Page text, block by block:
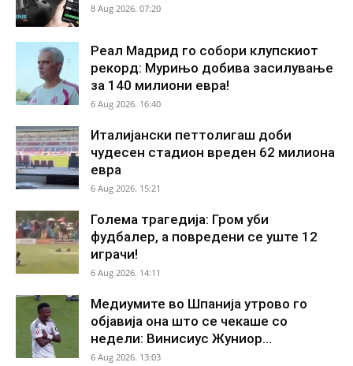
8 Aug 2026. 07:20
Реал Мадрид го собори клупскиот
рекорд: Мурињо добива засилување
за 140 милиони евра!
6 Aug 2026. 16:40
Италијански петтолигаш доби
чудесен стадион вреден 62 милиона
евра
6 Aug 2026. 15:21
Голема трагедија: Гром уби
фудбалер, а повредени се уште 12
играчи!
6 Aug 2026. 14:11
Медиумите во Шпанија утрово го
објавија она што се чекаше со
недели: Винисиус Жуниор...
6 Aug 2026. 13:03